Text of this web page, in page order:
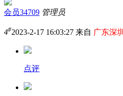
会员34709 管理员
4#2023-2-17 16:03:27 来自 广东深圳
点评